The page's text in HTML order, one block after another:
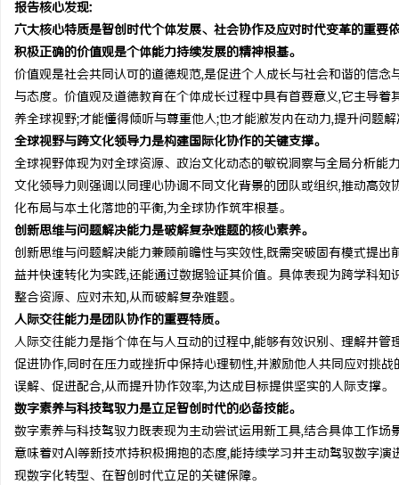
报告核心发现:
六大核心特质是智创时代个体发展、社会协作及应对时代变革的重要
积极正确的价值观是个体能力持续发展的精神根基。
价值观是社会共同认可的道德规范,是促进个人成长与社会和谐的信
与态度。价值观及道德教育在个体成长过程中具有首要意义,它主导
养全球视野;才能懂得倾听与尊重他人;也才能激发内在动力,提升问题
全球视野与跨文化领导力是构建国际化协作的关键支撑。
全球视野体现为对全球资源、政治文化动态的敏锐洞察与全局分析能
文化领导力则强调以同理心协调不同文化背景的团队或组织,推动高
化布局与本土化落地的平衡,为全球协作筑牢根基。
创新思维与问题解决能力是破解复杂难题的核心素养。
创新思维与问题解决能力兼顾前瞻性与实效性,既需突破固有模式提
益并快速转化为实践,还能通过数据验证其价值。具体表现为跨学科
整合资源、应对未知,从而破解复杂难题。
人际交往能力是团队协作的重要特质。
人际交往能力是指个体在与人互动的过程中,能够有效识别、理解并
促进协作,同时在压力或挫折中保持心理韧性,并激励他人共同应对挑
误解、促进配合,从而提升协作效率,为达成目标提供坚实的人际支撑。
数字素养与科技驾驭力是立足智创时代的必备技能。
数字素养与科技驾驭力既表现为主动尝试运用新工具,结合具体工作
意味着对AI等新技术持积极拥抱的态度,能持续学习并主动驾驭数字
现数字化转型、在智创时代立足的关键保障。